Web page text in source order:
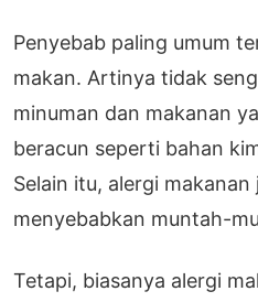
Penyebab paling umum
makan. Artinya tidak
minuman dan makanan
beracun seperti bahan
Selain itu, alergi makanan
menyebabkan muntah-
Tetapi, biasanya alergi